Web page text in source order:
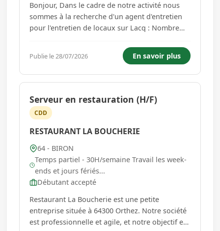
Bonjour, Dans le cadre de notre activité nous
sommes à la recherche d'un agent d'entretien
pour l'entretien de locaux sur Lacq : Nombre
(sanitaires, hall) Matériel sur place (autolaveuse)
Rémunérati...
Publie le 28/07/2026 En savoir plus
Serveur en restauration (H/F)
CDD
RESTAURANT LA BOUCHERIE
64 - BIRON
Temps partiel - 30H/semaine Travail les week-
ends et jours fériés...
Débutant accepté
Restaurant La Boucherie est une petite
entreprise située à 64300 Orthez. Notre société
est professionnelle et agile, et notre objectif est